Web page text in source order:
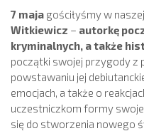
7 maja gościłyśmy w
Witkiewicz – autorkę
kryminalnych, a także
początki swojej przygody z
powstawaniu jej
emocjach, a także o
uczestniczkom formy
się do stworzenia nowego